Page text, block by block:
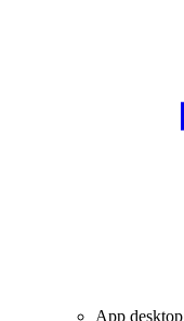
App desktop